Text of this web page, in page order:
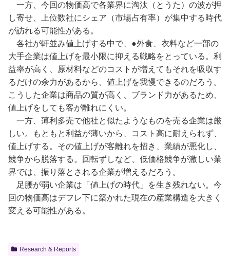
一方、今回の物価高で各業界に淘汰（とうた）の波が押
し寄せ、上位数社にシェア（市場占有率）が集中する時代
が訪れる可能性がある。
各社が軒並み値上げする中で、●外食、衣料など一部の
大手企業は値上げを最小限に抑える戦略をとっている。利
益率が高く、原材料などのコストが増えてもそれを吸収す
るだけの余力があるから、値上げを我慢できるのだろう。
こうした企業は商品の質が高く、ブランド力があるため、
値上げをしても客が離れにくい。
一方、薄利多売で他社と似たようなものを売る企業は厳
しい。もともと利益が薄いから、コスト高に耐えられず、
値上げする。その値上げが客離れを招き、業績が悪化し、
競争から脱落する。回転ずしなど、低価格競争が激しい業
界では、振り落とされる企業が増えるだろう。
足腰が弱い企業は「値上げの時代」を生き残れない。今
回の物価高はデフレ下に築かれた現在の産業構造を大きく
変える可能性がある。
Research & Reports